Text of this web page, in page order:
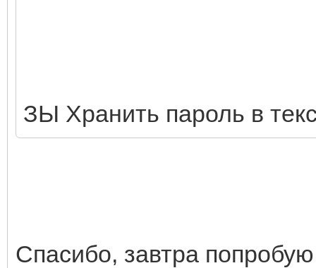
ЗЫ Хранить пароль в
Спасибо, завтра